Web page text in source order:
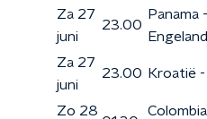
Za 27
juni
23.00
Panama -
Engeland
Za 27
juni
23.00 Kroatië -
Zo 28